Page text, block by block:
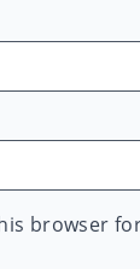
browser